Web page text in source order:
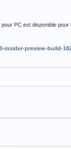
pour PC est disponible pour
insider-preview-build-